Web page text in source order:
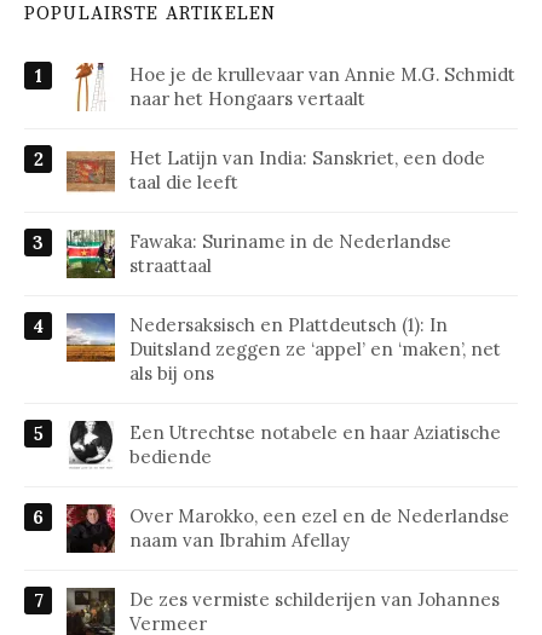
POPULAIRSTE ARTIKELEN
Hoe je de krullevaar van Annie M.G. Schmidt
naar het Hongaars vertaalt
Het Latijn van India: Sanskriet, een dode
taal die leeft
Fawaka: Suriname in de Nederlandse
straattaal
Nedersaksisch en Plattdeutsch (1): In
Duitsland zeggen ze ‘appel’ en ‘maken’, net
als bij ons
Een Utrechtse notabele en haar Aziatische
bediende
Over Marokko, een ezel en de Nederlandse
naam van Ibrahim Afellay
De zes vermiste schilderijen van Johannes
Vermeer